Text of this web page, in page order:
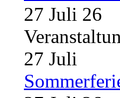
27 Juli 26
27 Juli